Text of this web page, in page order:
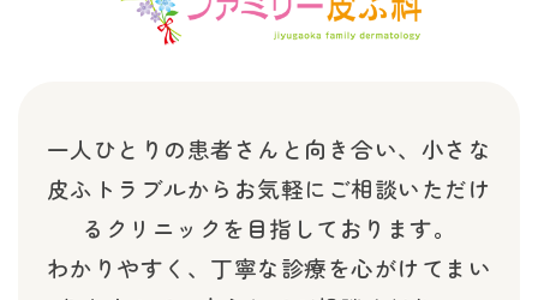
一人ひとりの患者さんと向き合い、小さな
皮ふトラブルから お気軽にご相談いただけ
るクリニックを目指しております。
わかりやすく、丁寧な診療を心がけてまい